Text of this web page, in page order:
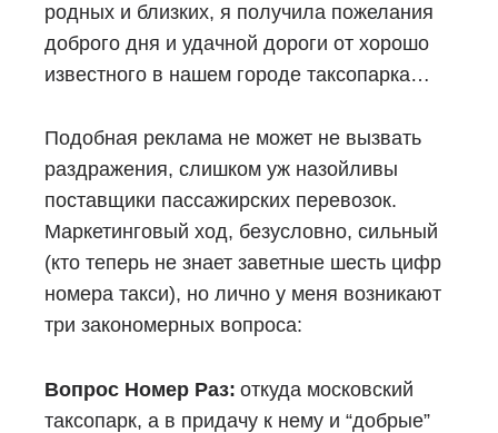
родных и близких, я получила пожелания
доброго дня и удачной дороги от хорошо
известного в нашем городе таксопарка…
Подобная реклама не может не вызвать
раздражения, слишком уж назойливы
поставщики пассажирских перевозок.
Маркетинговый ход, безусловно, сильный
(кто теперь не знает заветные шесть цифр
номера такси), но лично у меня возникают
три закономерных вопроса:
Вопрос Номер Раз: откуда московский
таксопарк, а в придачу к нему и “добрые”